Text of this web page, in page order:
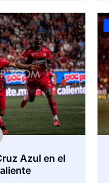
Azul en el